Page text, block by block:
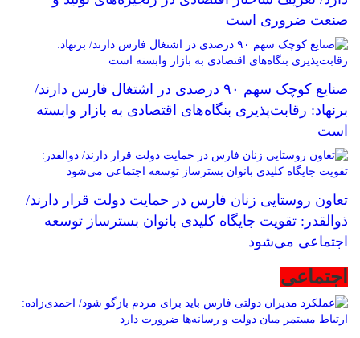
صنعت ضروری است
صنایع کوچک سهم ۹۰ درصدی در اشتغال فارس دارند/
برنهاد: رقابت‌پذیری بنگاه‌های اقتصادی به بازار وابسته
است
تعاون روستایی زنان فارس در حمایت دولت قرار دارند/
ذوالقدر: تقویت جایگاه کلیدی بانوان بسترساز توسعه
اجتماعی می‌شود
اجتماعی